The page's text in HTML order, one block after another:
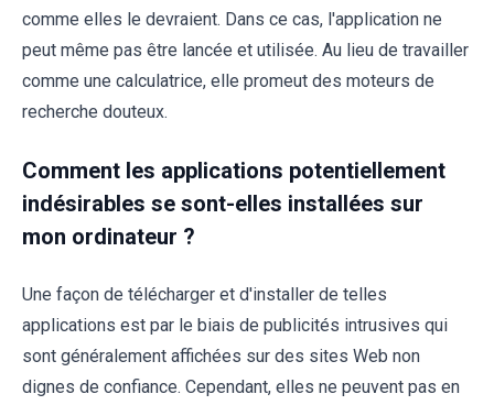
comme elles le devraient. Dans ce cas, l'application ne
peut même pas être lancée et utilisée. Au lieu de travailler
comme une calculatrice, elle promeut des moteurs de
recherche douteux.
Comment les applications potentiellement
indésirables se sont-elles installées sur
mon ordinateur ?
Une façon de télécharger et d'installer de telles
applications est par le biais de publicités intrusives qui
sont généralement affichées sur des sites Web non
dignes de confiance. Cependant, elles ne peuvent pas en